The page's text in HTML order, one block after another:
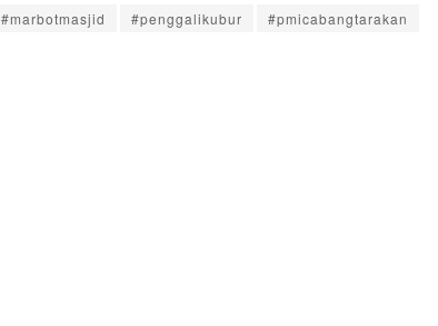
#marbotmasjid #penggalikubur #pmicabangtarakan